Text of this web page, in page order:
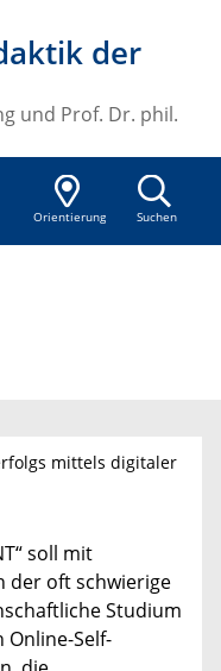
der
und Prof. Dr. phil.
Orientierung Suchen
mittels digitaler
soll mit
der oft schwierige
Studium
Self-